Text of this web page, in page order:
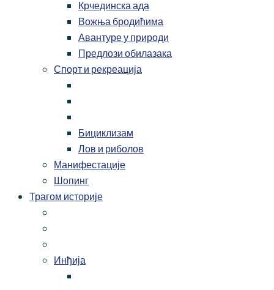
Крчединска ада
Вожња бродићима
Авантуре у природи
Предлози обилазака
Спорт и рекреација
Бициклизам
Лов и риболов
Манифестације
Шопинг
Трагом историје
Инђија